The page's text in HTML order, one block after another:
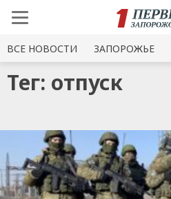
ВСЕ НОВОСТИ ЗАПОРОЖЬЕ
Тег: отпуск